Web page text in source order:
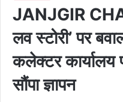
JANJGIR
लव स्टोरी’ पर
कलेक्टर
सौंपा ज्ञापन